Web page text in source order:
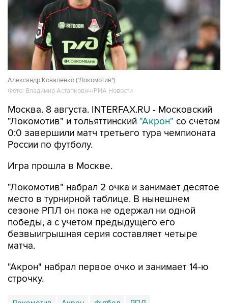
Александр Коваленко ("Локомотив")
Фото: Владимир Астапкович/РИА Новости
Москва. 8 августа. INTERFAX.RU - Московский
"Локомотив" и тольяттинский "Акрон" со счетом
0:0 завершили матч третьего тура чемпионата
России по футболу.
Игра прошла в Москве.
"Локомотив" набрал 2 очка и занимает десятое
место в турнирной таблице. В нынешнем
сезоне РПЛ он пока не одержал ни одной
победы, а с учетом предыдущего его
безвыигрышная серия составляет четыре
матча.
"Акрон" набрал первое очко и занимает 14-ю
строчку.